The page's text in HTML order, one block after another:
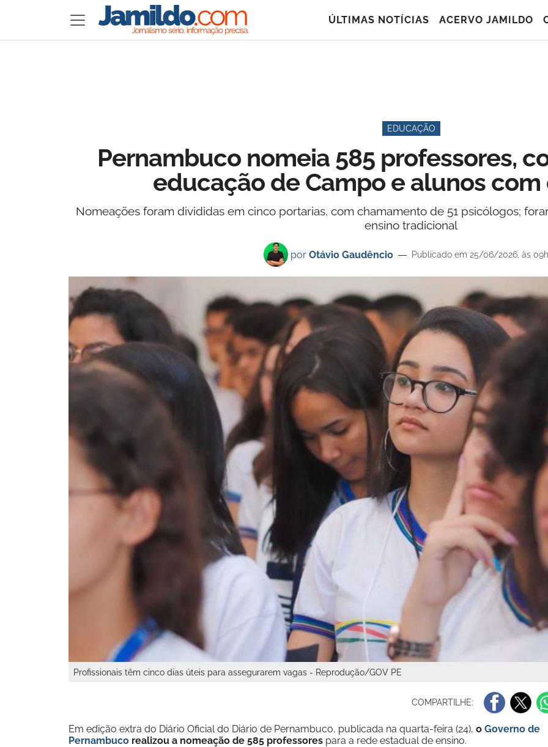
ÚLTIMAS NOTÍCIAS ACERVO JAMILDO
EDUCAÇÃO
Pernambuco nomeia 585 professores,
educação de Campo e alunos
Nomeações foram divididas em cinco portarias, com chamamento de 51 psicólogos;
ensino tradicional
por Otávio Gaudêncio Publicado em 25/06/2026, às
Profissionais têm cinco dias úteis para assegurarem vagas - Reprodução/GOV PE
COMPARTILHE:
Em edição extra do Diário Oficial do Diário de Pernambuco, publicada na quarta-feira (24), o Governo de
Pernambuco realizou a nomeação de 585 professores para a rede estadual de ensino.